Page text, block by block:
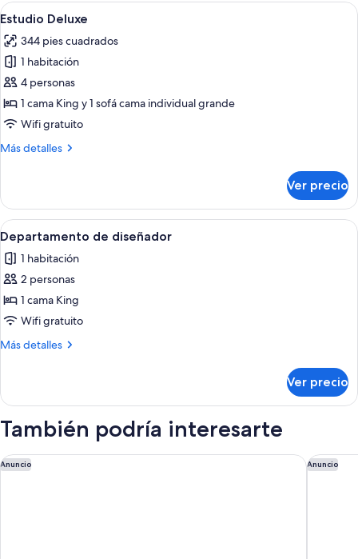
Abrir
todas
las
fotos
de
Estudio
Deluxe
Una cama bien hecha con sábanas
15
Estudio Deluxe
344 pies cuadrados
1 habitación
4 personas
1 cama King y 1 sofá cama individual grande
Wifi gratuito
Más detalles
Más
Deluxe
Ver precio
Abrir
todas
las
fotos
de
Departamento
de
Un espacio habitable compacto con
18
Departamento de diseñador
1 habitación
2 personas
1 cama King
Wifi gratuito
Más detalles
Más
de
Ver precio
También podría interesarte
Anuncio
TRYP by Wyndham Lübeck Aquamarin Anuncio
Premier